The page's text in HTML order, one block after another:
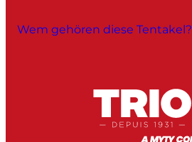
Wem gehören diese Tentakel?